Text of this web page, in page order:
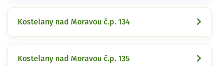
Kostelany nad Moravou č.p. 134
Kostelany nad Moravou č.p. 135